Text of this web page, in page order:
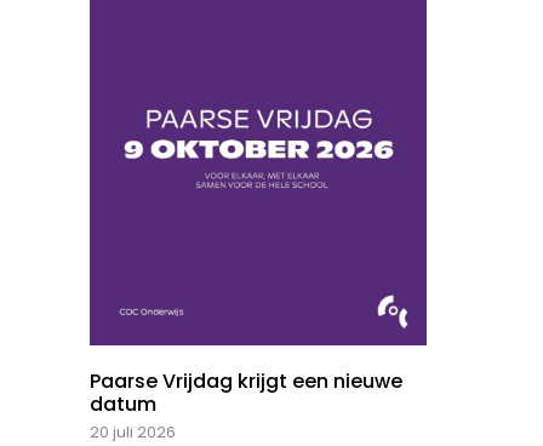
Paarse Vrijdag krijgt een nieuwe
datum
20 juli 2026